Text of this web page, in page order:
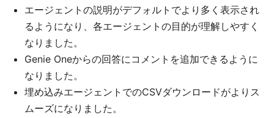
エージェントの説明がデフォルトでより多く表示され
るようになり、各エージェントの目的が理解しやすく
なりました。
Genie Oneからの回答にコメントを追加できるように
なりました。
埋め込みエージェントでのCSVダウンロードがよりス
ムーズになりました。